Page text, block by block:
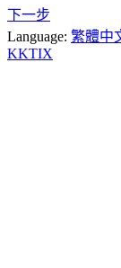
下一步
Language: 繁體中
KKTIX